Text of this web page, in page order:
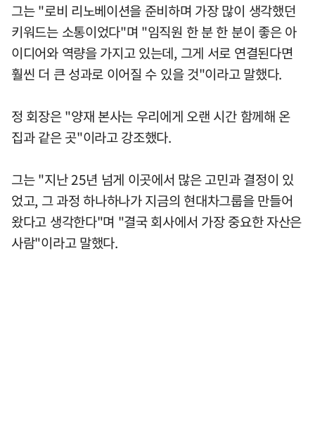
그는 "로비 리노베이션을 준비하며 가장 많이 생각했던
키워드는 소통이었다"며 "임직원 한 분 한 분이 좋은 아
이디어와 역량을 가지고 있는데, 그게 서로 연결된다면
훨씬 더 큰 성과로 이어질 수 있을 것"이라고 말했다.
정 회장은 "양재 본사는 우리에게 오랜 시간 함께해 온
집과 같은 곳"이라고 강조했다.
그는 "지난 25년 넘게 이곳에서 많은 고민과 결정이 있
었고, 그 과정 하나하나가 지금의 현대차그룹을 만들어
왔다고 생각한다"며 "결국 회사에서 가장 중요한 자산은
사람"이라고 말했다.